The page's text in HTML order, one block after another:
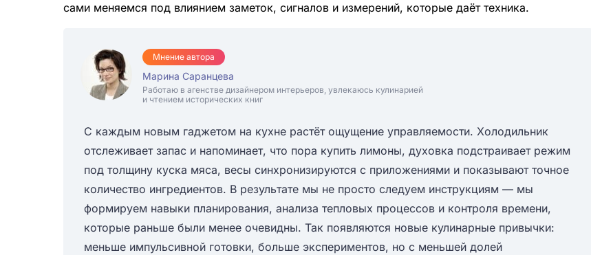
сами меняемся под влиянием заметок, сигналов и измерений, которые даёт техника.
Мнение автора
Марина Саранцева
Работаю в агенстве дизайнером интерьеров, увлекаюсь кулинарией
и чтением исторических книг
С каждым новым гаджетом на кухне растёт ощущение управляемости. Холодильник
отслеживает запас и напоминает, что пора купить лимоны, духовка подстраивает режим
под толщину куска мяса, весы синхронизируются с приложениями и показывают точное
количество ингредиентов. В результате мы не просто следуем инструкциям — мы
формируем навыки планирования, анализа тепловых процессов и контроля времени,
которые раньше были менее очевидны. Так появляются новые кулинарные привычки:
меньше импульсивной готовки, больше экспериментов, но с меньшей долей